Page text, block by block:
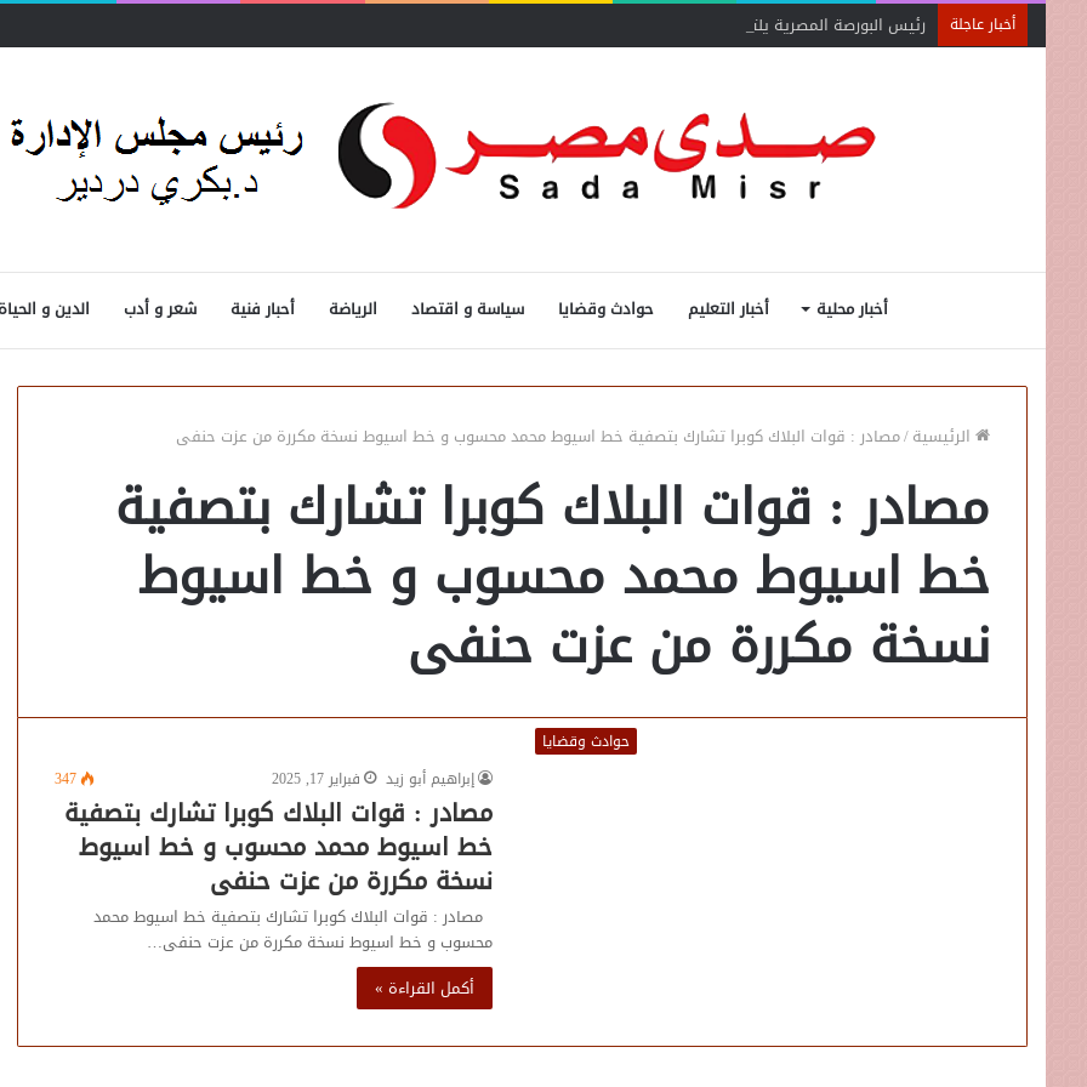
أخبار عاجلة رئيس البورصة المصرية يلتقي رئيس جهاز التمثيل التجاري
أخبار محلية أخبار التعليم حوادث وقضايا سياسة و اقتصاد الرياضة أحبار فنية شعر و أدب الدين و الحياة
الرئيسية/مصادر : قوات البلاك كوبرا تشارك بتصفية خط اسيوط محمد محسوب و خط اسيوط نسخة مكررة من عزت حنفى
مصادر : قوات البلاك كوبرا تشارك بتصفية
خط اسيوط محمد محسوب و خط اسيوط
نسخة مكررة من عزت حنفى
حوادث وقضايا
إبراهيم أبو زيد
فبراير 17, 2025 347
مصادر : قوات البلاك كوبرا تشارك بتصفية
خط اسيوط محمد محسوب و خط اسيوط
نسخة مكررة من عزت حنفى
مصادر : قوات البلاك كوبرا تشارك بتصفية خط اسيوط محمد
محسوب و خط اسيوط نسخة مكررة من عزت حنفى…
أكمل القراءة »